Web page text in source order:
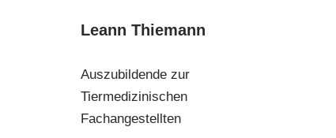
Leann Thiemann
Auszubildende zur
Tiermedizinischen
Fachangestellten